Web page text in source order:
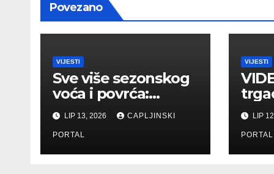
Povezano
VIJESTI
Sve više sezonskog
voća i povrća:
Pogledajte ponudu
i cijene na
čapljinskoj
Veletržnici
LIP 13, 2026 CAPLJINSKI
PORTAL
VIJESTI
LIP
PORTAL